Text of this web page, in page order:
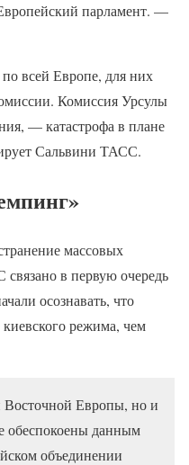
парламент. —
всей Европе, для них
Комиссия Урсулы
— катастрофа в плане
Сальвини ТАСС.
массовых
в первую очередь
осознавать, что
режима, чем
Восточной Европы, но и
обеспокоены данным
объединении